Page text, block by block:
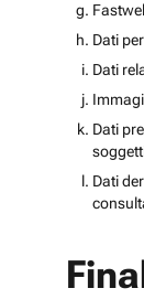
Dati
Dati
Dati
Dati